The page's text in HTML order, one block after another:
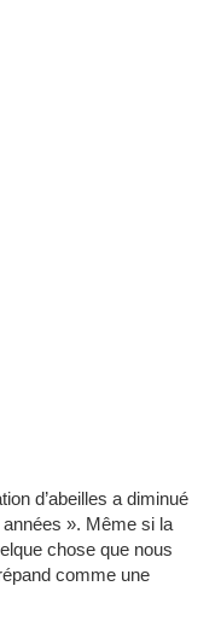
d’abeilles a diminué
». Même si la
chose que nous
comme une